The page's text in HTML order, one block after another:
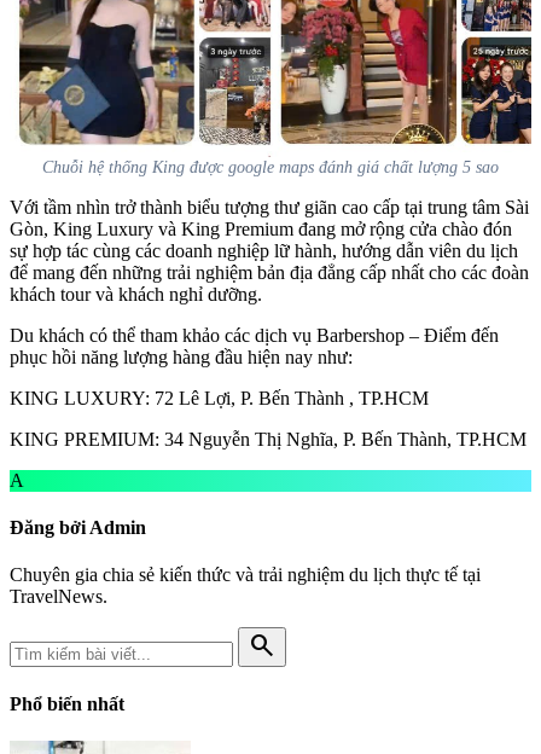
Chuỗi hệ thống King được google maps đánh giá chất lượng 5 sao
Với tầm nhìn trở thành biểu tượng thư giãn cao cấp tại trung tâm Sài
Gòn, King Luxury và King Premium đang mở rộng cửa chào đón
sự hợp tác cùng các doanh nghiệp lữ hành, hướng dẫn viên du lịch
để mang đến những trải nghiệm bản địa đẳng cấp nhất cho các đoàn
khách tour và khách nghỉ dưỡng.
Du khách có thể tham khảo các dịch vụ Barbershop – Điểm đến
phục hồi năng lượng hàng đầu hiện nay như:
KING LUXURY: 72 Lê Lợi, P. Bến Thành , TP.HCM
KING PREMIUM: 34 Nguyễn Thị Nghĩa, P. Bến Thành, TP.HCM
A
Đăng bởi Admin
Chuyên gia chia sẻ kiến thức và trải nghiệm du lịch thực tế tại
TravelNews.
search
Phổ biến nhất